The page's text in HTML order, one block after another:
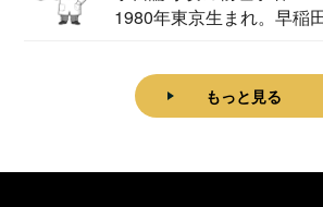
1980年東京生まれ。早稲
もっと見る